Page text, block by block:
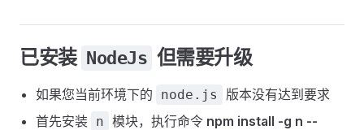
已安装 NodeJs 但需要升级
如果您当前环境下的 node.js
版本没有达到要求
首先安装 n 模块，执行命令 npm install -g n --